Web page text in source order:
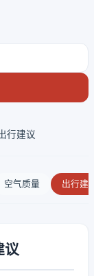
行建议
空气质量 出行建
议